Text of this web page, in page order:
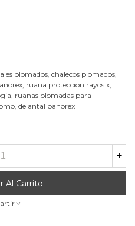
plomados chalecos plomados
ruana proteccion rayos x
ruanas plomadas para
delantal panorex
+
Al Carrito